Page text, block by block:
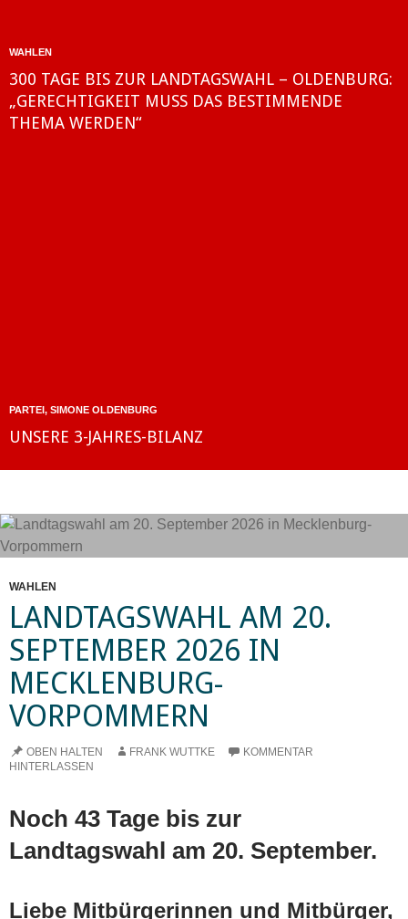
WAHLEN
300 TAGE BIS ZUR LANDTAGSWAHL – OLDENBURG:
„GERECHTIGKEIT MUSS DAS BESTIMMENDE
THEMA WERDEN“
PARTEI, SIMONE OLDENBURG
UNSERE 3-JAHRES-BILANZ
WAHLEN
LANDTAGSWAHL AM 20.
SEPTEMBER 2026 IN
MECKLENBURG-
VORPOMMERN
OBEN HALTEN FRANK WUTTKE
KOMMENTAR
HINTERLASSEN
Noch 43 Tage bis zur
Landtagswahl am 20. September.
Liebe Mitbürgerinnen und Mitbürger,